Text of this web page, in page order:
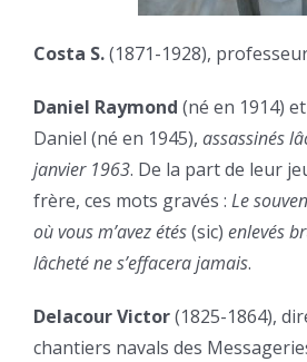
Costa S.(1871-1928),
Daniel Raymond (né en 1914)
Daniel (né en 1945), assassinés
janvier 1963. De la part de leur
frère, ces mots gravés : Le
où vous m’avez étés(sic) enlevés
lâcheté ne s’effacera jamais.
Delacour Victor(1825-1864),
chantiers navals des